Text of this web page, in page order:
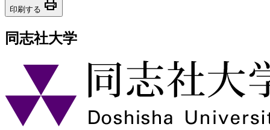
印刷する print
同志社大学